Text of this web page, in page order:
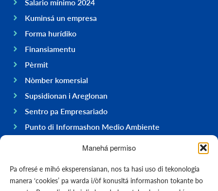
Manehá permiso
Pa ofresé e mihó eksperensianan, nos ta hasi uso di tekonologia
manera ‘cookies’ pa warda i/òf konusltá informashon tokante bo
Salario mínimo 2024
Kuminsá un empresa
Forma hurídiko
Finansiamentu
Pèrmit
Nòmber komersial
Supsidionan i Areglonan
Sentro pa Empresariado
Punto di Informashon Medio Ambiente
Hasi negoshi na Boneiru
Ekonomia